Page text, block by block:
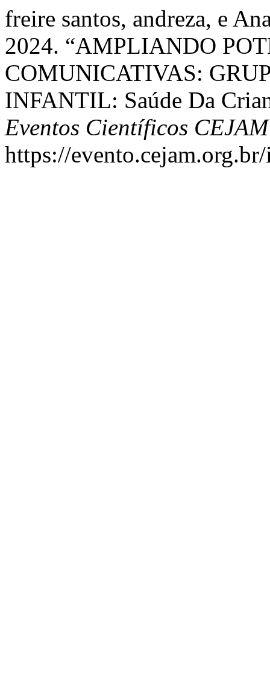
freire santos, andreza, e
2024. “AMPLIANDO
COMUNICATIVAS:
INFANTIL: Saúde Da
Eventos Científicos CEJAM
https://